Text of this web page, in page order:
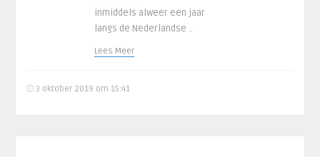
inmiddels alweer een jaar
langs de Nederlandse ..
Lees Meer
3 oktober 2019 om 15:41